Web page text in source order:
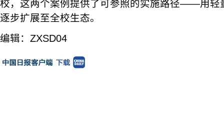
校，这两个案例提供了可参照的实施路径——用轻
逐步扩展至全校生态。
编辑：ZXSD04